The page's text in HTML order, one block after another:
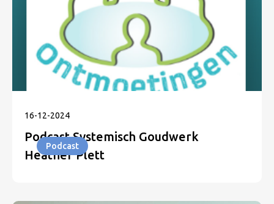
16-12-2024
Podcast Systemisch Goudwerk
Heather Plett
Podcast